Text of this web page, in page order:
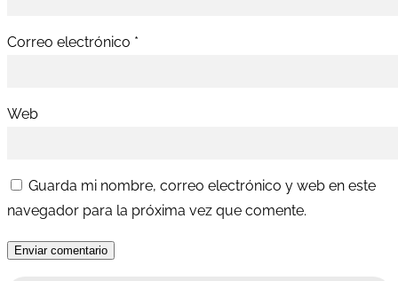
Correo electrónico *
Web
Guarda mi nombre, correo electrónico y web en este
navegador para la próxima vez que comente.
Enviar comentario